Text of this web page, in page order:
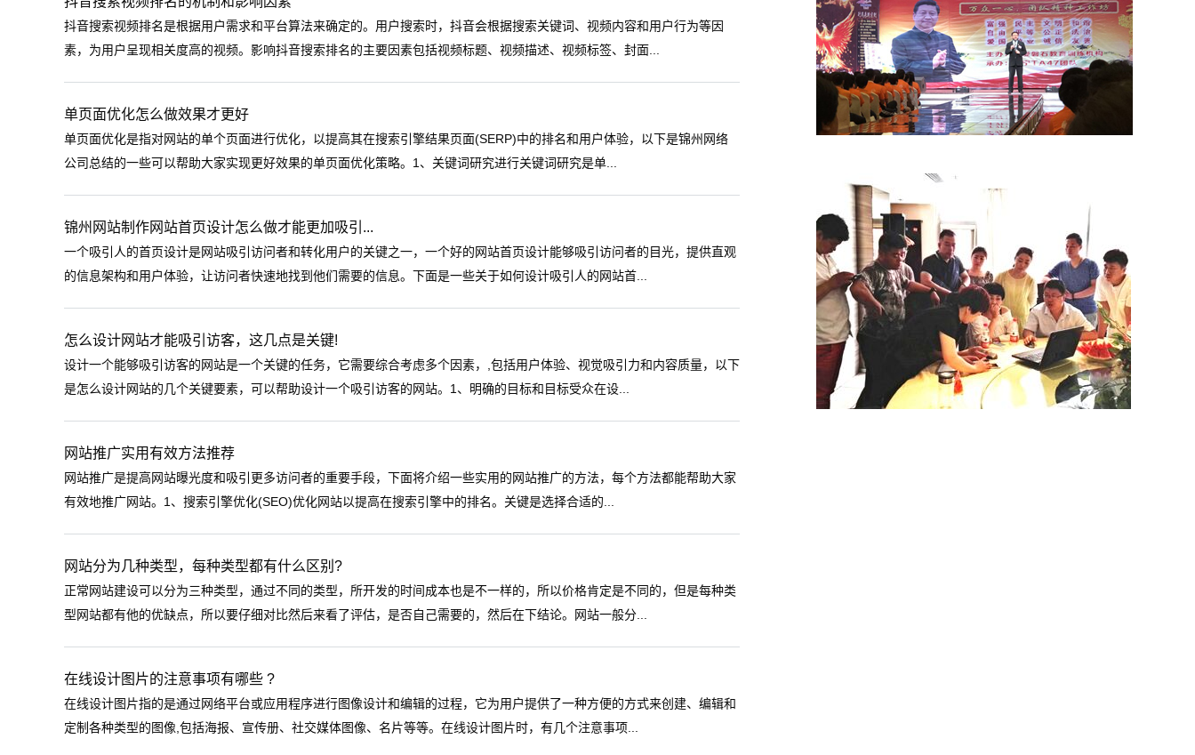
抖音搜索视频排名是根据用户需求和平台算法来确定的。用户搜索时，抖音会根据搜索关键词、视频内容和用户行为等因
素，为用户呈现相关度高的视频。影响抖音搜索排名的主要因素包括视频标题、视频描述、视频标签、封面...
单页面优化怎么做效果才更好
单页面优化是指对网站的单个页面进行优化，以提高其在搜索引擎结果页面(SERP)中的排名和用户体验，以下是锦州网络
公司总结的一些可以帮助大家实现更好效果的单页面优化策略。1、关键词研究进行关键词研究是单...
锦州网站制作网站首页设计怎么做才能更加吸引...
一个吸引人的首页设计是网站吸引访问者和转化用户的关键之一，一个好的网站首页设计能够吸引访问者的目光，提供直观
的信息架构和用户体验，让访问者快速地找到他们需要的信息。下面是一些关于如何设计吸引人的网站首...
怎么设计网站才能吸引访客，这几点是关键!
设计一个能够吸引访客的网站是一个关键的任务，它需要综合考虑多个因素，,包括用户体验、视觉吸引力和内容质量，以下
是怎么设计网站的几个关键要素，可以帮助设计一个吸引访客的网站。1、明确的目标和目标受众在设...
网站推广实用有效方法推荐
网站推广是提高网站曝光度和吸引更多访问者的重要手段，下面将介绍一些实用的网站推广的方法，每个方法都能帮助大家
有效地推广网站。1、搜索引擎优化(SEO)优化网站以提高在搜索引擎中的排名。关键是选择合适的...
网站分为几种类型，每种类型都有什么区别?
正常网站建设可以分为三种类型，通过不同的类型，所开发的时间成本也是不一样的，所以价格肯定是不同的，但是每种类
型网站都有他的优缺点，所以要仔细对比然后来看了评估，是否自己需要的，然后在下结论。网站一般分...
在线设计图片的注意事项有哪些 ?
在线设计图片指的是通过网络平台或应用程序进行图像设计和编辑的过程，它为用户提供了一种方便的方式来创建、编辑和
定制各种类型的图像,包括海报、宣传册、社交媒体图像、名片等等。在线设计图片时，有几个注意事项...